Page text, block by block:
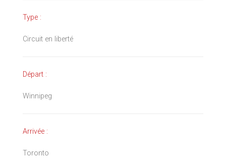
Type :
Circuit en liberté
Départ :
Winnipeg
Arrivée :
Toronto